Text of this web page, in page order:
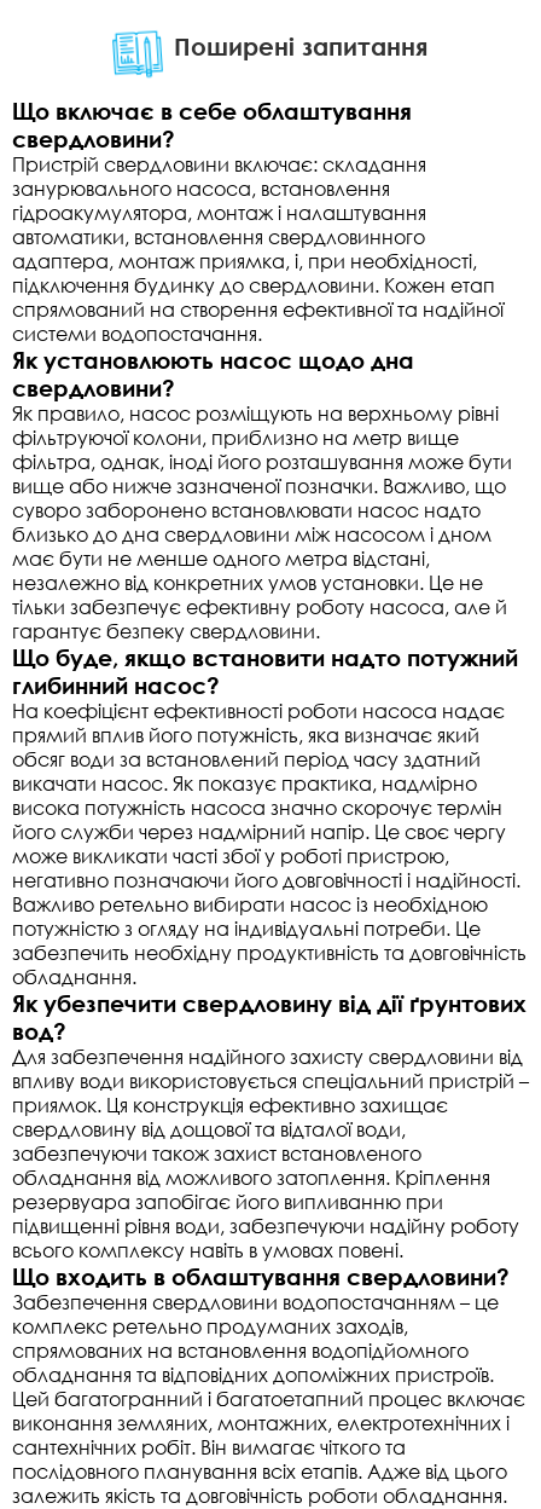
Поширені запитання
Що включає в себе облаштування
свердловини?
Пристрій свердловини включає: складання
занурювального насоса, встановлення
гідроакумулятора, монтаж і налаштування
автоматики, встановлення свердловинного
адаптера, монтаж приямка, і, при необхідності,
підключення будинку до свердловини. Кожен етап
спрямований на створення ефективної та надійної
системи водопостачання.
Як установлюють насос щодо дна
свердловини?
Як правило, насос розміщують на верхньому рівні
фільтруючої колони, приблизно на метр вище
фільтра, однак, іноді його розташування може бути
вище або нижче зазначеної позначки. Важливо, що
суворо заборонено встановлювати насос надто
близько до дна свердловини між насосом і дном
має бути не менше одного метра відстані,
незалежно від конкретних умов установки. Це не
тільки забезпечує ефективну роботу насоса, але й
гарантує безпеку свердловини.
Що буде, якщо встановити надто потужний
глибинний насос?
На коефіцієнт ефективності роботи насоса надає
прямий вплив його потужність, яка визначає який
обсяг води за встановлений період часу здатний
викачати насос. Як показує практика, надмірно
висока потужність насоса значно скорочує термін
його служби через надмірний напір. Це своє чергу
може викликати часті збої у роботі пристрою,
негативно позначаючи його довговічності і надійності.
Важливо ретельно вибирати насос із необхідною
потужністю з огляду на індивідуальні потреби. Це
забезпечить необхідну продуктивність та довговічність
обладнання.
Як убезпечити свердловину від дії ґрунтових
вод?
Для забезпечення надійного захисту свердловини від
впливу води використовується спеціальний пристрій –
приямок. Ця конструкція ефективно захищає
свердловину від дощової та відталої води,
забезпечуючи також захист встановленого
обладнання від можливого затоплення. Кріплення
резервуара запобігає його випливанню при
підвищенні рівня води, забезпечуючи надійну роботу
всього комплексу навіть в умовах повені.
Що входить в облаштування свердловини?
Забезпечення свердловини водопостачанням – це
комплекс ретельно продуманих заходів,
спрямованих на встановлення водопідйомного
обладнання та відповідних допоміжних пристроїв.
Цей багатогранний і багатоетапний процес включає
виконання земляних, монтажних, електротехнічних і
сантехнічних робіт. Він вимагає чіткого та
послідовного планування всіх етапів. Адже від цього
залежить якість та довговічність роботи обладнання.